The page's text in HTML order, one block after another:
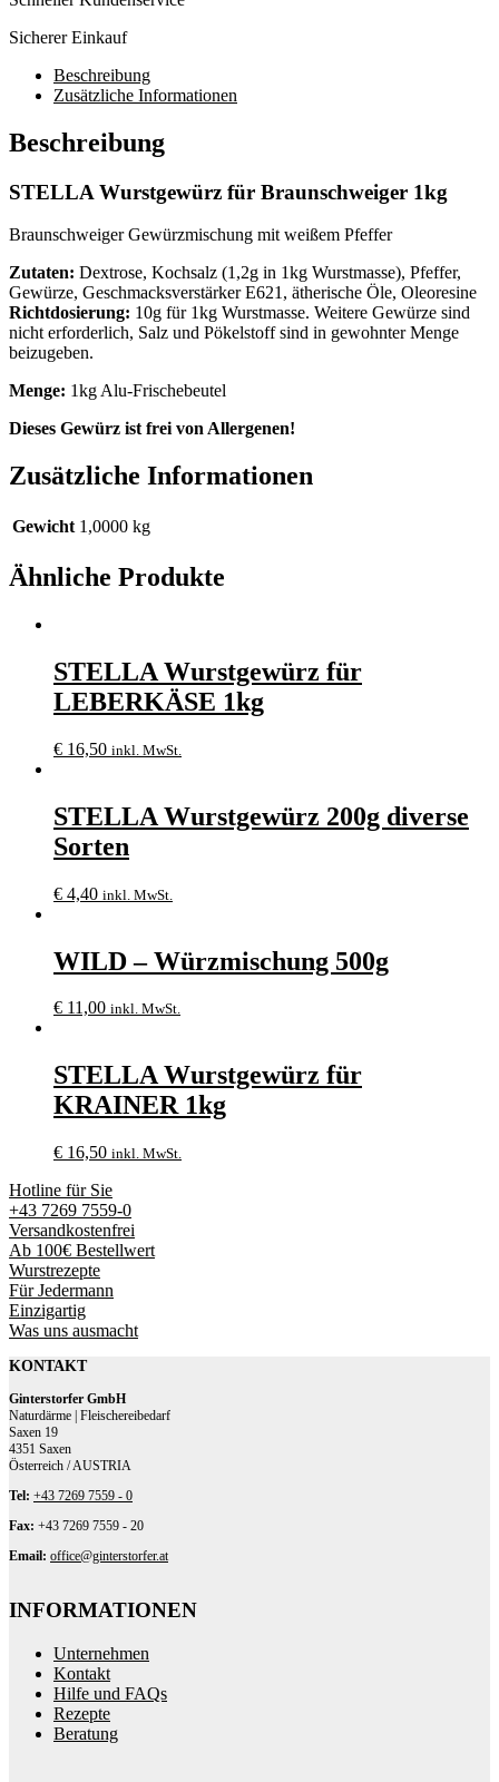
Sicherer Einkauf
Beschreibung
Zusätzliche Informationen
Beschreibung
STELLA Wurstgewürz für Braunschweiger 1kg
Braunschweiger Gewürzmischung mit weißem Pfeffer
Zutaten: Dextrose, Kochsalz (1,2g in 1kg Wurstmasse), Pfeffer,
Gewürze, Geschmacksverstärker E621, ätherische Öle, Oleoresine
Richtdosierung: 10g für 1kg Wurstmasse. Weitere Gewürze sind
nicht erforderlich, Salz und Pökelstoff sind in gewohnter Menge
beizugeben.
Menge: 1kg Alu-Frischebeutel
Dieses Gewürz ist frei von Allergenen!
Zusätzliche Informationen
Gewicht 1,0000 kg
Ähnliche Produkte
STELLA Wurstgewürz für
LEBERKÄSE 1kg
€ 16,50 inkl. MwSt.
STELLA Wurstgewürz 200g diverse
Sorten
€ 4,40 inkl. MwSt.
WILD – Würzmischung 500g
€ 11,00 inkl. MwSt.
STELLA Wurstgewürz für
KRAINER 1kg
€ 16,50 inkl. MwSt.
Hotline für Sie
+43 7269 7559-0
Versandkostenfrei
Ab 100€ Bestellwert
Wurstrezepte
Für Jedermann
Einzigartig
Was uns ausmacht
KONTAKT
Ginterstorfer GmbH
Naturdärme | Fleischereibedarf
Saxen 19
4351 Saxen
Österreich / AUSTRIA
Tel: +43 7269 7559 - 0
Fax: +43 7269 7559 - 20
Email: office@ginterstorfer.at
INFORMATIONEN
Unternehmen
Kontakt
Hilfe und FAQs
Rezepte
Beratung